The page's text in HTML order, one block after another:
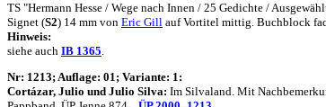
TS "Hermann Hesse / Wege nach Innen / 25 Gedichte /
Signet (S2) 14 mm von Eric Gill auf Vortitel mittig. Buchblock
Hinweis:
siehe auch IB 1365.
Nr: 1213; Auflage: 01; Variante: 1:
Cortázar, Julio und Julio Silva: Im Silvaland. Mit